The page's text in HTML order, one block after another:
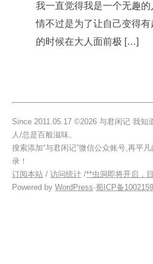
我一直觉得我是一个无趣
情不过是为了让自己变得
的时候在大人面前极 […]
Since 2011.05.17 ©2026 与君闲记 我知
人/总是百般滋味。
搜索添加“与君闲记”微信公众账号,再平
录！
订阅本站 / 访问统计 /**虫洞即将开启，
Powered by WordPress·蜀ICP备